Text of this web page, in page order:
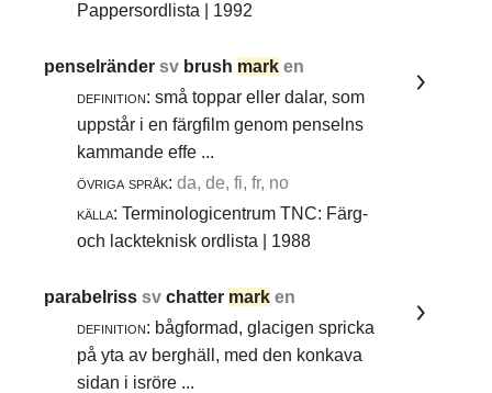
Pappersordlista | 1992
penselrändersv brush mark en
definition: små toppar eller dalar, som
uppstår i en färgfilm genom penselns
kammande effe ...
övriga språk: da, de, fi, fr, no
källa: Terminologicentrum TNC: Färg-
och lackteknisk ordlista | 1988
parabelrisssvchatter mark en
definition: bågformad, glacigen spricka
på yta av berghäll, med den konkava
sidan i isröre ...